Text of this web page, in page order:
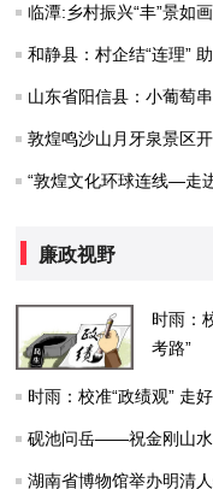
临潭:乡村振兴“丰”景如画
和静县：村企结“连理”
山东省阳信县：小葡萄
敦煌鸣沙山月牙泉景区
“敦煌文化环球连线—走
廉政视野
时雨：
考路”
时雨：校准“政绩观” 走
砚池问岳——祝金刚山水
湖南省博物馆举办明清